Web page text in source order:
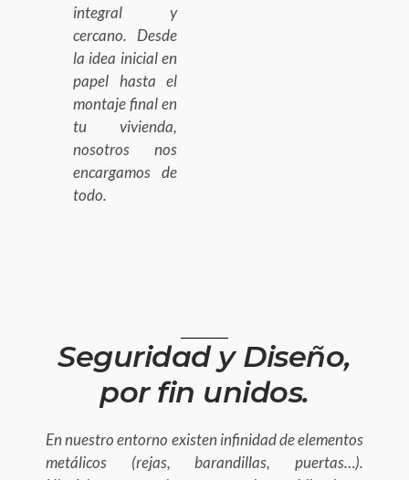
integral y
cercano. Desde
la idea inicial en
papel hasta el
montaje final en
tu vivienda,
nosotros nos
encargamos de
todo.
Seguridad y Diseño,
por fin unidos.
En nuestro entorno existen infinidad de elementos
metálicos (rejas, barandillas, puertas…).